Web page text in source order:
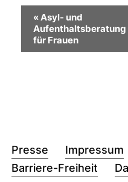
Veranstaltung-
Navigation
«Asyl- und
Aufenthaltsberatung
für Frauen
Presse Impressum
Barriere-Freiheit